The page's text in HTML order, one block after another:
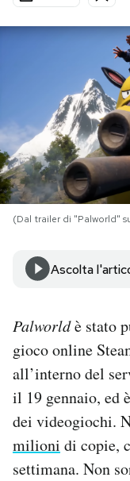
PODCAST
NEWSLETTER
I MIEI PREFERITI
AREA PERSONALE
Area Personale
Newsletter
Notifiche
Regala il Post
Hai bisogno di
(Dal trailer di "Palworld"
Ascolta
Palworldè stato
gioco online
all’interno del
il 19 gennaio, ed
dei videogiochi.
milioni di copie,
settimana. Non